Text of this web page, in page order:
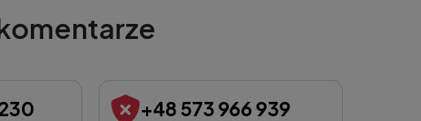
+48 573 966 939